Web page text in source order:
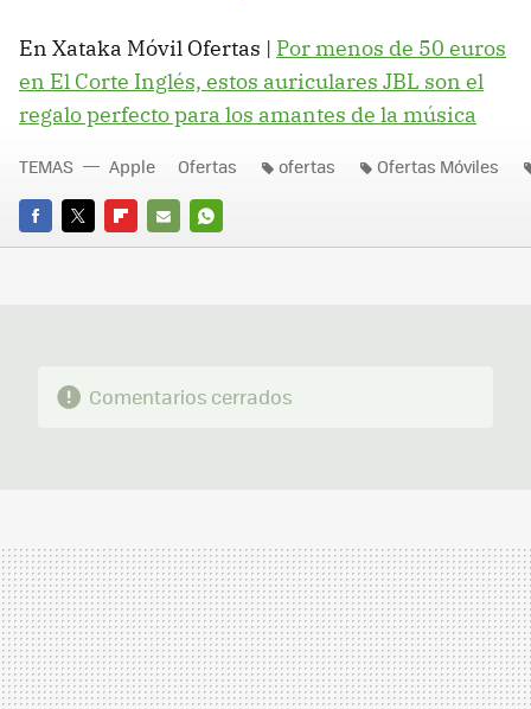
En Xataka Móvil Ofertas | Por menos de 50 euros
en El Corte Inglés, estos auriculares JBL son el
regalo perfecto para los amantes de la música
FACEBOOK
TWITTERFLIPBOARD
E-
WHATSAPP
TEMAS Apple Ofertas ofertas Ofertas Móviles
Comentarios cerrados